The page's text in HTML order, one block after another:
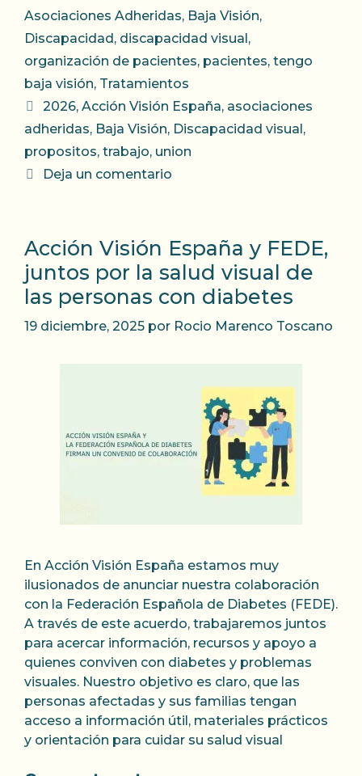
Asociaciones Adheridas, Baja Visión,
Discapacidad , discapacidad visual ,
organización de pacientes, pacientes, tengo
baja visión, Tratamientos
Etiquetas
2026, Acción Visión España, asociaciones
adheridas, Baja Visión, Discapacidad visual ,
propositos, trabajo, union
Deja un comentario
Acción Visión España y FEDE,
juntos por la salud visual de
las personas con diabetes
19 diciembre, 2025 por Rocio Marenco Toscano
En Acción Visión España estamos muy
ilusionados de anunciar nuestra colaboración
con la Federación Española de Diabetes (FEDE).
A través de este acuerdo, trabajaremos juntos
para acercar información, recursos y apoyo a
quienes conviven con diabetes y problemas
visuales. Nuestro objetivo es claro, que las
personas afectadas y sus familias tengan
acceso a información útil, materiales prácticos
y orientación para cuidar su salud visual